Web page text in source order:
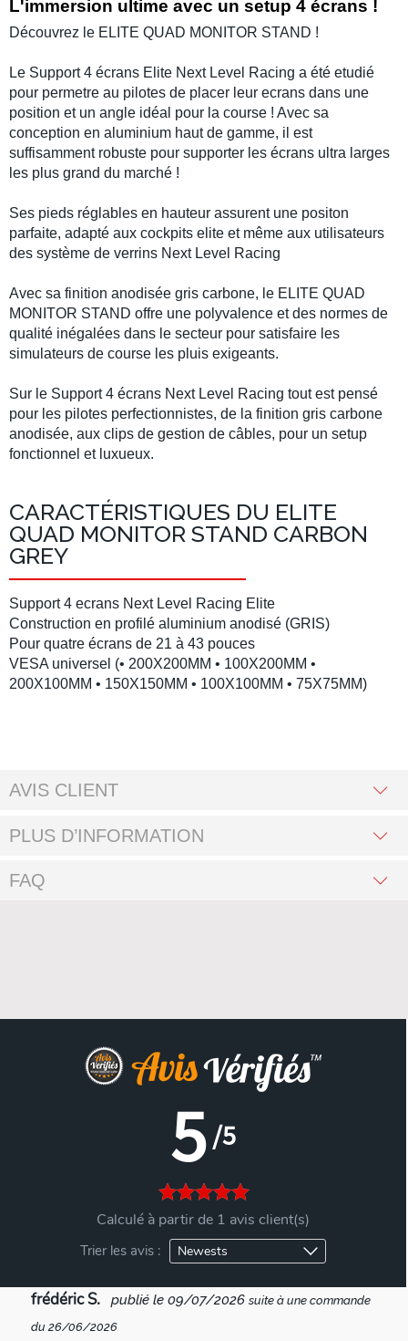
L'immersion ultime avec un setup 4 écrans !
Découvrez le ELITE QUAD MONITOR STAND !
Le Support 4 écrans Elite Next Level Racing a été etudié
pour permetre au pilotes de placer leur ecrans dans une
position et un angle idéal pour la course ! Avec sa
conception en aluminium haut de gamme, il est
suffisamment robuste pour supporter les écrans ultra larges
les plus grand du marché !
Ses pieds réglables en hauteur assurent une positon
parfaite, adapté aux cockpits elite et même aux utilisateurs
des système de verrins Next Level Racing
Avec sa finition anodisée gris carbone, le ELITE QUAD
MONITOR STAND offre une polyvalence et des normes de
qualité inégalées dans le secteur pour satisfaire les
simulateurs de course les pluis exigeants.
Sur le Support 4 écrans Next Level Racing tout est pensé
pour les pilotes perfectionnistes, de la finition gris carbone
anodisée, aux clips de gestion de câbles, pour un setup
fonctionnel et luxueux.
CARACTÉRISTIQUES DU ELITE
QUAD MONITOR STAND CARBON
GREY
Support 4 ecrans Next Level Racing Elite
Construction en profilé aluminium anodisé (GRIS)
Pour quatre écrans de 21 à 43 pouces
VESA universel (• 200X200MM • 100X200MM •
200X100MM • 150X150MM • 100X100MM • 75X75MM)
AVIS CLIENT
PLUS D’INFORMATION
FAQ
5/5
Calculé à partir de 1 avis client(s)
Trier les avis :
frédéric S. publié le 09/07/2026 suite à une commande
du 26/06/2026